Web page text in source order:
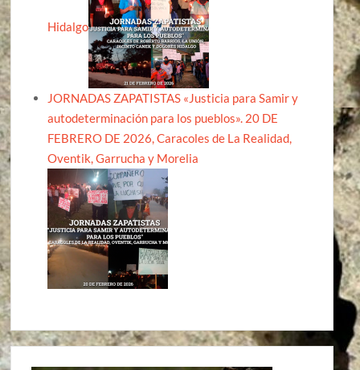
Hidalgo
JORNADAS ZAPATISTAS «Justicia para Samir y
autodeterminación para los pueblos». 20 DE
FEBRERO DE 2026, Caracoles de La Realidad,
Oventik, Garrucha y Morelia